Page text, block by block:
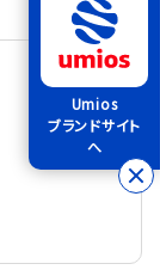
Umios
ブランドサイト
へ